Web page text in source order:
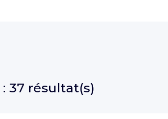
37 résultat(s)